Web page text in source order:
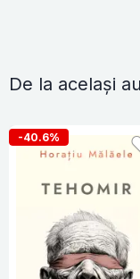
De la același
-40.6%